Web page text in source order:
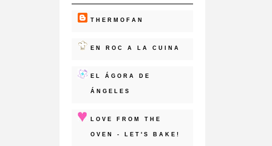
THERMOFAN
EN ROC A LA CUINA
EL ÁGORA DE
ÁNGELES
LOVE FROM THE
OVEN - LET'S BAKE!